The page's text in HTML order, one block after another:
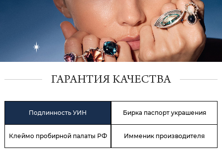
ГАРАНТИЯ КАЧЕСТВА
Подлинность УИН Бирка паспорт украшения
Клеймо пробирной палаты РФ Имменик производителя